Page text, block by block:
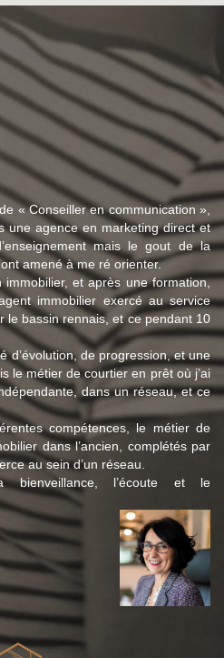
« Conseiller en communication »,
une agence en marketing direct et
mais le gout de la
amené à me ré orienter.
et après une formation,
immobilier exercé au service
le bassin rennais, et ce pendant 10
d’évolution, de progression, et une
le métier de courtier en prêt où j’ai
dans un réseau, et ce
compétences, le métier de
dans l’ancien, complétés par
au sein d’un réseau.
l’écoute et le